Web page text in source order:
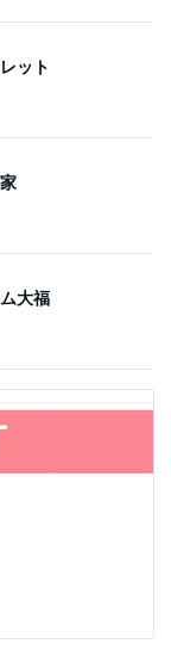
ット
大福